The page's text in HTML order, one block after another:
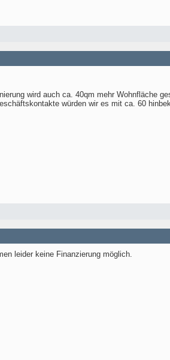
wird auch ca. 40qm mehr Wohnfläche
würden wir es mit ca. 60
leider keine Finanzierung möglich.